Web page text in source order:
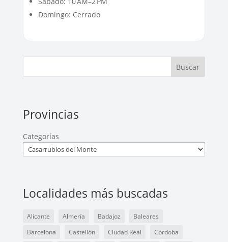
Domingo: Cerrado
Buscar
Provincias
Categorías
Localidades más buscadas
Alicante Almería Badajoz
Baleares
Barcelona
Castellón Ciudad Real Córdoba